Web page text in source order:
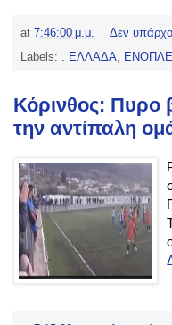
at 7:46:00 μ.μ.
Δεν
Labels: . ΕΛΛΑΔΑ,
Κόρινθος: Πυρο
την αντίπαλη